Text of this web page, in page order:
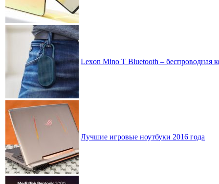
Lexon Mino T Bluetooth – беспроводная
Лучшие игровые ноутбуки 2016 года